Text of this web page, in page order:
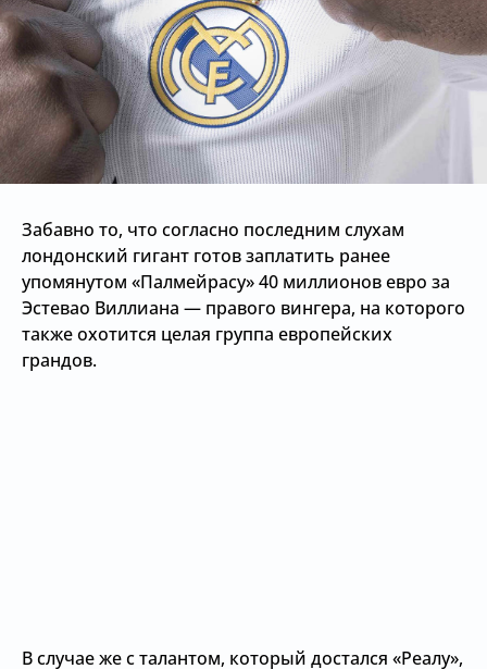
Забавно то, что согласно последним слухам
лондонский гигант готов заплатить ранее
упомянутом «Палмейрасу» 40 миллионов евро за
Эстевао Виллиана — правого вингера, на которого
также охотится целая группа европейских
грандов.
В случае же с талантом, который достался «Реалу»,